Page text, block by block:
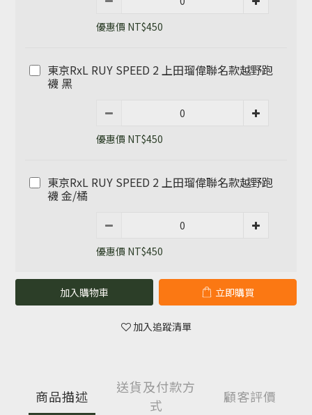
優惠價 NT$450
東京RxL RUY SPEED 2 上田瑠偉聯名款越野跑
襪 黑
優惠價 NT$450
東京RxL RUY SPEED 2 上田瑠偉聯名款越野跑
襪 金/橘
優惠價 NT$450
加入購物車 立即購買
加入追蹤清單
商品描述
送貨及付款方
式
顧客評價